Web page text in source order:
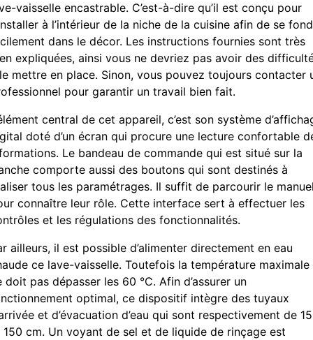
vaisselle encastrable. C’est-à-dire qu’il est conçu pour
à l’intérieur de la niche de la cuisine afin de se
dans le décor. Les instructions fournies sont très
expliquées, ainsi vous ne devriez pas avoir des
mettre en place. Sinon, vous pouvez toujours contacter
pour garantir un travail bien fait.
central de cet appareil, c’est son système
doté d’un écran qui procure une lecture confortable
Le bandeau de commande qui est situé sur la
comporte aussi des boutons qui sont destinés à
tous les paramétrages. Il suffit de parcourir le
connaître leur rôle. Cette interface sert à effectuer les
et les régulations des fonctionnalités.
ailleurs, il est possible d’alimenter directement en eau
ce lave-vaisselle. Toutefois la température maximale
doit pas dépasser les 60 °C. Afin d’assurer un
optimal, ce dispositif intègre des tuyaux
et d’évacuation d’eau qui sont respectivement de
150 cm. Un voyant de sel et de liquide de rinçage est